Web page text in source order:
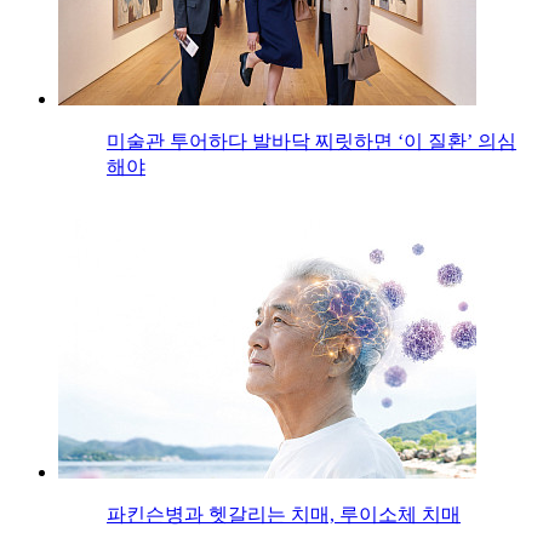
미술관 투어하다 발바닥 찌릿하면 ‘이 질환’ 의심
해야
파킨슨병과 헷갈리는 치매, 루이소체 치매